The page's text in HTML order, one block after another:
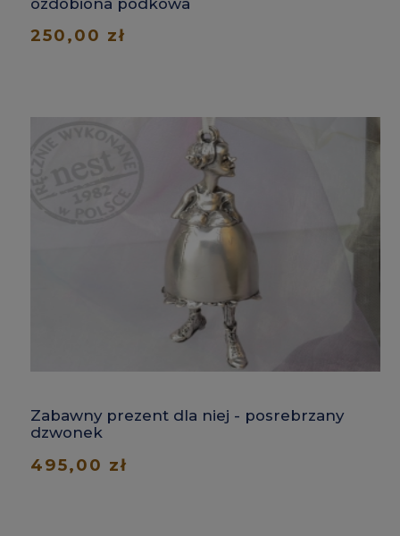
250,00 zł
Zabawny prezent dla niej - posrebrzany
dzwonek
495,00 zł